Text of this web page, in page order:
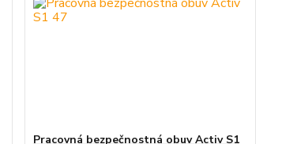
Pracovná bezpečnostná obuv Activ S1